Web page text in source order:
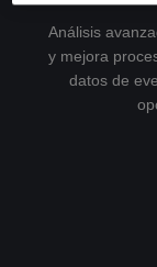
Análisis
y mejora
datos de